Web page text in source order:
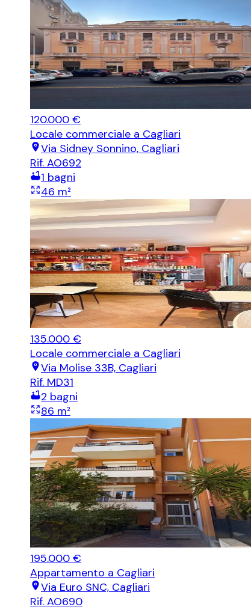
120.000 €
Locale commerciale a Cagliari
Via Sidney Sonnino, Cagliari
Rif. AO692
1 bagni
46 m²
135.000 €
Locale commerciale a Cagliari
Via Molise 33B, Cagliari
Rif. MD31
2 bagni
86 m²
195.000 €
Appartamento a Cagliari
Via Euro SNC, Cagliari
Rif. AO690